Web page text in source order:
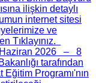
ilişkin detaylı
internet sitesi
ve
Tıklayınız.
2026 – 8
tarafından
Programı'nın